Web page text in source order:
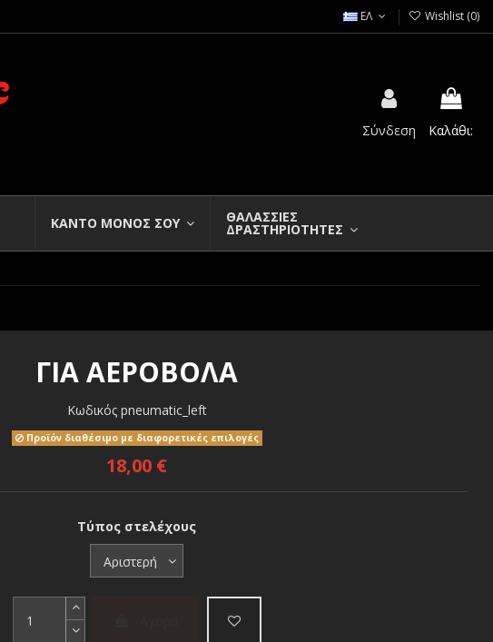
ΕΛ Wishlist (0)
Σύνδεση Καλάθι:
ΚΑΝΤΟ ΜΟΝΟΣ ΣΟΥ ΘΑΛΑΣΣΙΕΣ
ΔΡΑΣΤΗΡΙΟΤΗΤΕΣ
ΓΙΑ ΑΕΡΟΒΟΛΑ
Κωδικός pneumatic_left
Προϊόν διαθέσιμο με διαφορετικές επιλογές
18,00 €
Τύπος στελέχους